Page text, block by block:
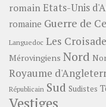
romainEtats-Unis
romaine Guerre de
Languedoc Les
Mérovingiens Nord
Royaume
Républicain Sud Sudistes
Vestiges